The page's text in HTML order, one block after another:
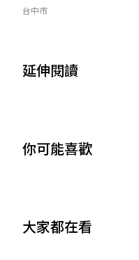
台中市
延伸閱讀
你可能喜歡
大家都在看